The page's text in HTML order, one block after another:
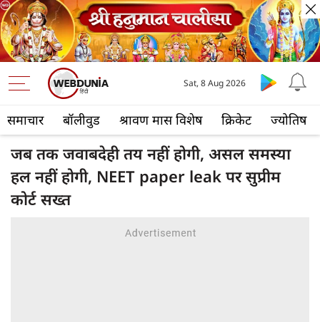
समाचार बॉलीवुड श्रावण मास विशेष क्रिकेट ज्योतिष
Sat, 8 Aug 2026
जब तक जवाबदेही तय नहीं होगी, असल समस्या
हल नहीं होगी, NEET paper leak पर सुप्रीम
कोर्ट सख्त